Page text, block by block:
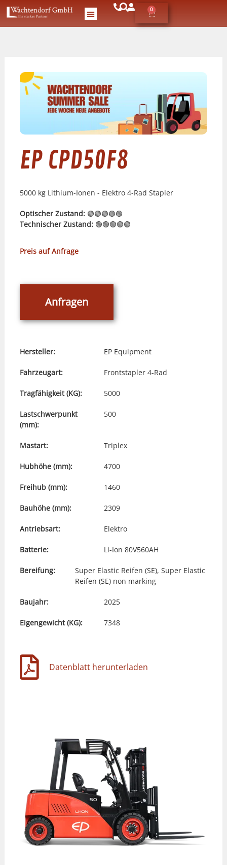
0
EP CPD50F8
5000 kg Lithium-Ionen - Elektro 4-Rad Stapler
Optischer Zustand:🟢🟢🟢🟢🟢
Technischer Zustand:🟢🟢🟢🟢🟢
Preis auf Anfrage
Anfragen
Hersteller: EP Equipment
Fahrzeugart: Frontstapler 4-Rad
Tragfähigkeit (KG): 5000
Lastschwerpunkt
(mm):
500
Mastart: Triplex
Hubhöhe (mm): 4700
Freihub (mm): 1460
Bauhöhe (mm): 2309
Antriebsart: Elektro
Batterie: Li-Ion 80V560AH
Bereifung:
Super Elastic Reifen (SE), Super Elastic
Reifen (SE) non marking
Baujahr: 2025
Eigengewicht (KG): 7348
Datenblatt herunterladen